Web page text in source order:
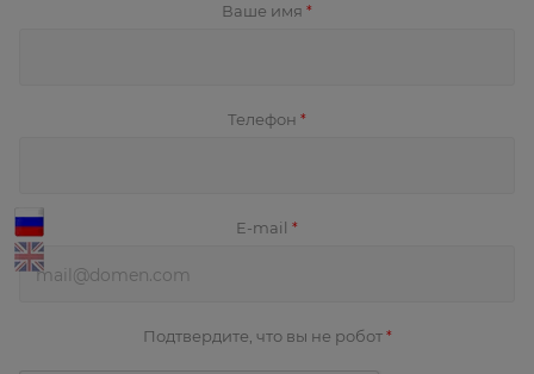
Ваше имя *
Телефон *
E-mail *
Подтвердите, что вы не робот *